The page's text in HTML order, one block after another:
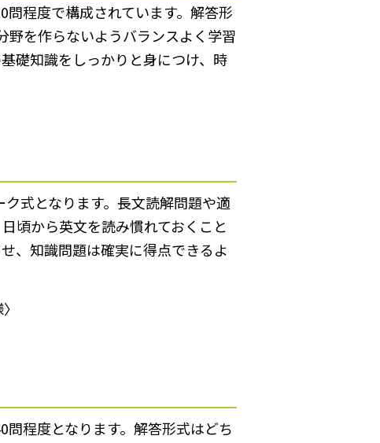
程度で構成されています。解答形
を作らないようバランスよく学習
礎知識をしっかりと身につけ、時
式となります。長文読解問題や適
頃から英文を読み慣れておくこと
、知識問題は確実に得点できるよ
程度となります。解答形式はどち